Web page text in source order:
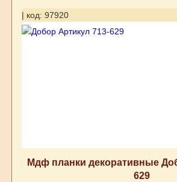
| код: 97920
Мдф планки декоративные
629